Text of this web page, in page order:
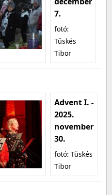
7.
fotó:
Tüskés
Tibor
Advent I. -
2025.
november
30.
fotó: Tüskés
Tibor